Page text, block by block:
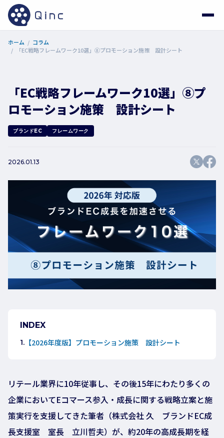
ホーム
コラム
「EC戦略フレームワーク10選」⑧プロモーション施策 設計シート
「EC戦略フレームワーク10選」⑧プ
ロモーション施策 設計シート
ブランドEC フレームワーク
2026.01.13
INDEX
【2026年度版】プロモーション施策 設計シート
リテール業界に10年従事し、その後15年にわたり多くの
企業においてEコマース参入・成長に関する戦略立案と施
策実行を支援してきた筆者（株式会社 久 ブランドEC成
長支援室 室長 立川哲夫）が、約20年の高成長期を経